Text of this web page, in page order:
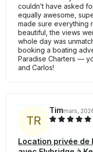
couldn’t have asked
equally awesome,
made sure everything
beautiful, the views
whole day was
booking a boating
Paradise Charters —
and Carlos!
TR
Timmars,
Location privée de